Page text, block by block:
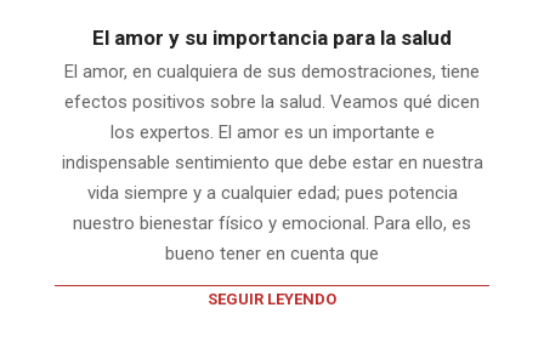
El amor y su importancia para la salud
El amor, en cualquiera de sus demostraciones, tiene
efectos positivos sobre la salud. Veamos qué dicen
los expertos. El amor es un importante e
indispensable sentimiento que debe estar en nuestra
vida siempre y a cualquier edad; pues potencia
nuestro bienestar físico y emocional. Para ello, es
bueno tener en cuenta que
SEGUIR LEYENDO